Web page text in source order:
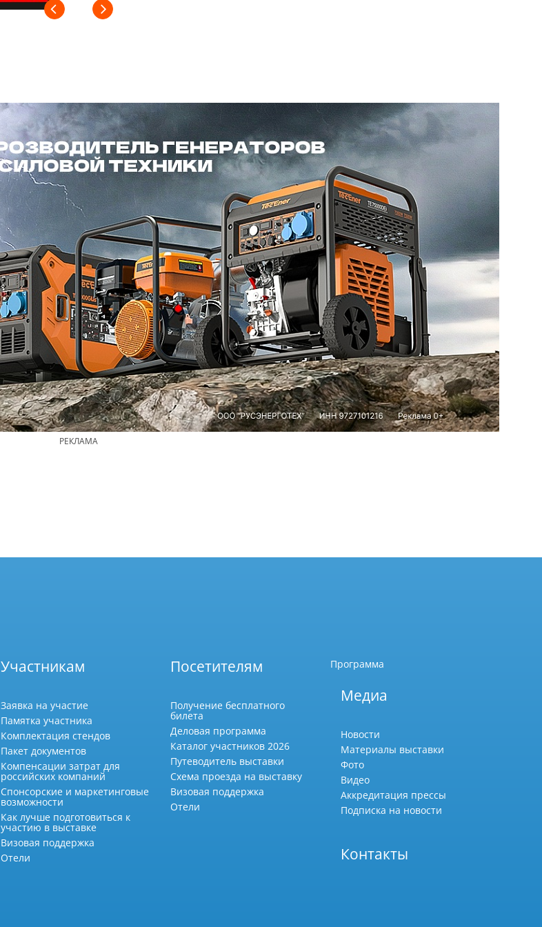
РЕКЛАМА
Участникам
Заявка на участие
Памятка участника
Комплектация стендов
Пакет документов
Компенсации затрат для
российских компаний
Спонсорские и маркетинговые
возможности
Как лучше подготовиться к
участию в выставке
Визовая поддержка
Отели
Посетителям
Получение бесплатного
билета
Деловая программа
Каталог участников 2026
Путеводитель выставки
Схема проезда на выставку
Визовая поддержка
Отели
Программа
Медиа
Новости
Материалы выставки
Фото
Видео
Аккредитация прессы
Подписка на новости
Контакты